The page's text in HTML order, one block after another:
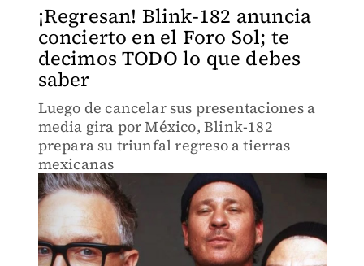
¡Regresan! Blink-182 anuncia
concierto en el Foro Sol; te
decimos TODO lo que debes
saber
Luego de cancelar sus presentaciones a
media gira por México, Blink-182
prepara su triunfal regreso a tierras
mexicanas